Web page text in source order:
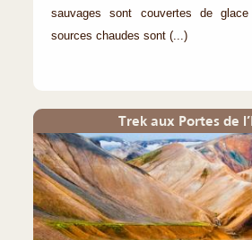
sauvages sont couvertes de
sources chaudes sont (...)
Trek aux Portes de